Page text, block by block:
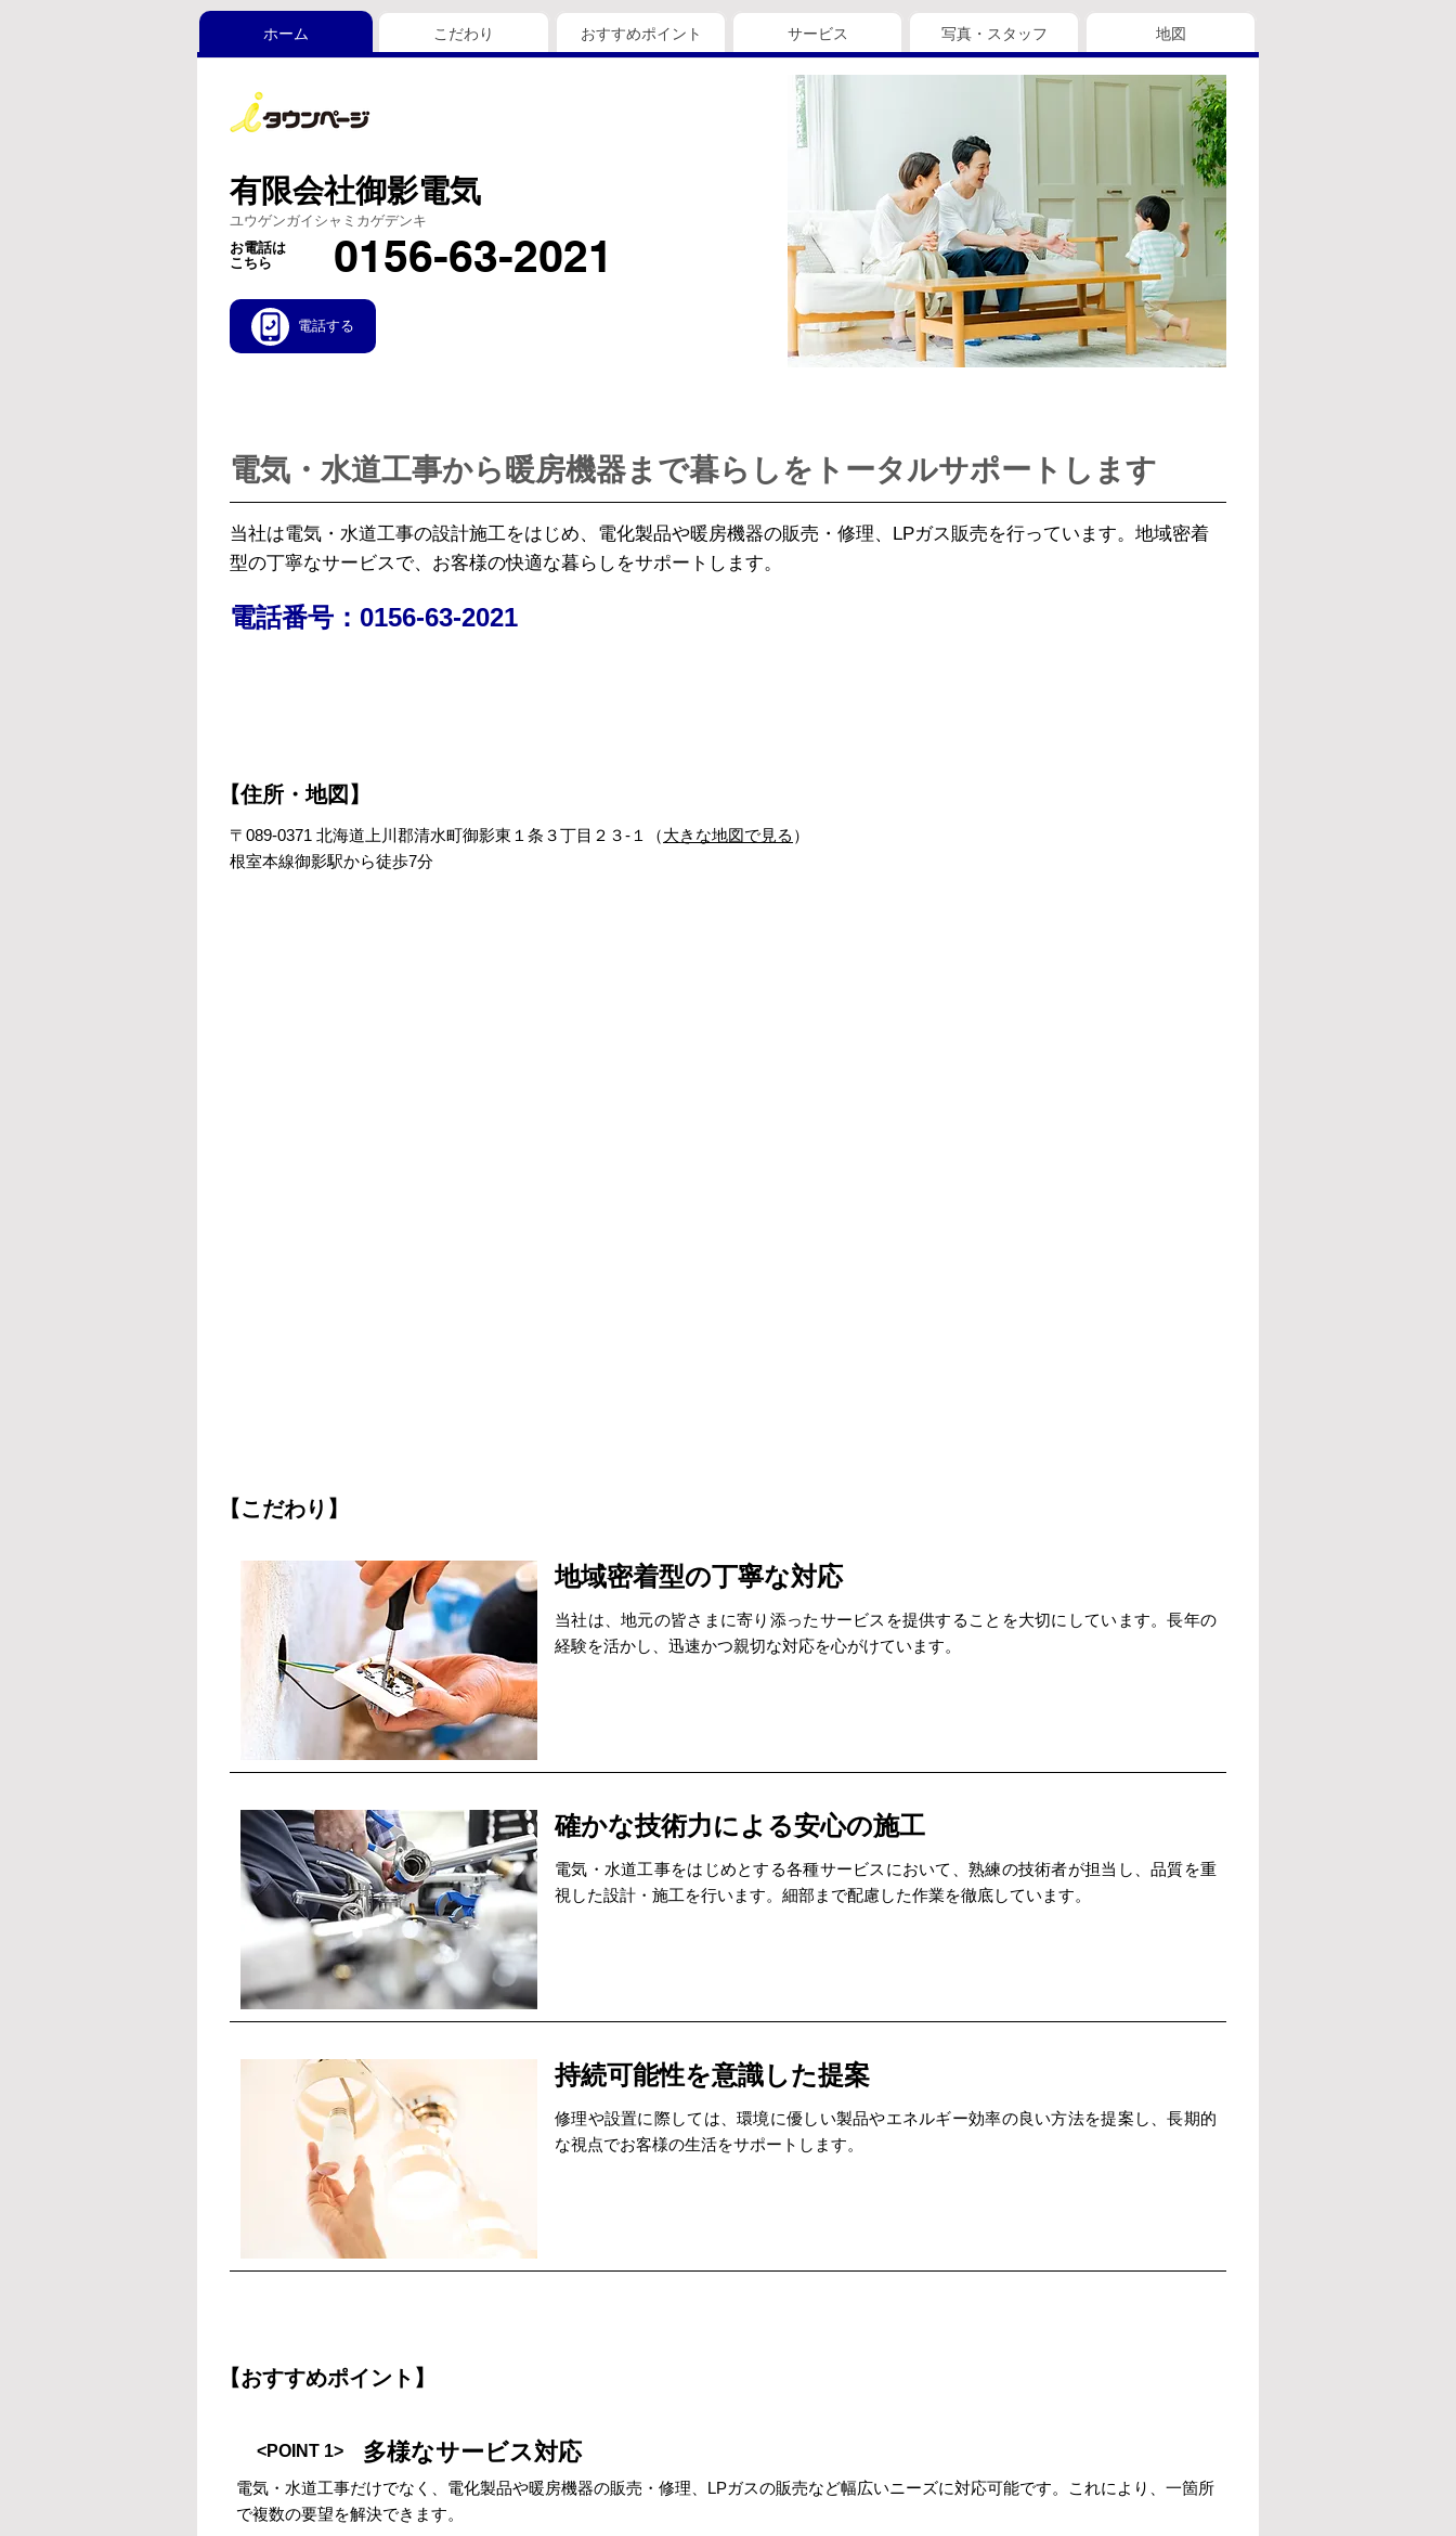
ホーム こだわり おすすめポイント サービス 写真・スタッフ 地図
有限会社御影電気
ユウゲンガイシャミカゲデンキ
お電話は
こちら
0156-63-2021
電話する
電気・水道工事から暖房機器まで暮らしをトータルサポートします
当社は電気・水道工事の設計施工をはじめ、電化製品や暖房機器の販売・修理、LPガス販売を行っています。地域密着
型の丁寧なサービスで、お客様の快適な暮らしをサポートします。
電話番号：0156-63-2021
【住所・地図】
〒089-0371 北海道上川郡清水町御影東１条３丁目２３‐１（大きな地図で見る ）
根室本線御影駅から徒歩7分
【こだわり】
地域密着型の丁寧な対応
当社は、地元の皆さまに寄り添ったサービスを提供することを大切にしています。長年の
経験を活かし、迅速かつ親切な対応を心がけています。
確かな技術力による安心の施工
電気・水道工事をはじめとする各種サービスにおいて、熟練の技術者が担当し、品質を重
視した設計・施工を行います。細部まで配慮した作業を徹底しています。
持続可能性を意識した提案
修理や設置に際しては、環境に優しい製品やエネルギー効率の良い方法を提案し、長期的
な視点でお客様の生活をサポートします。
【おすすめポイント】
<POINT 1> 多様なサービス対応
電気・水道工事だけでなく、電化製品や暖房機器の販売・修理、LPガスの販売など幅広いニーズに対応可能です。これにより、一箇所
で複数の要望を解決できます。